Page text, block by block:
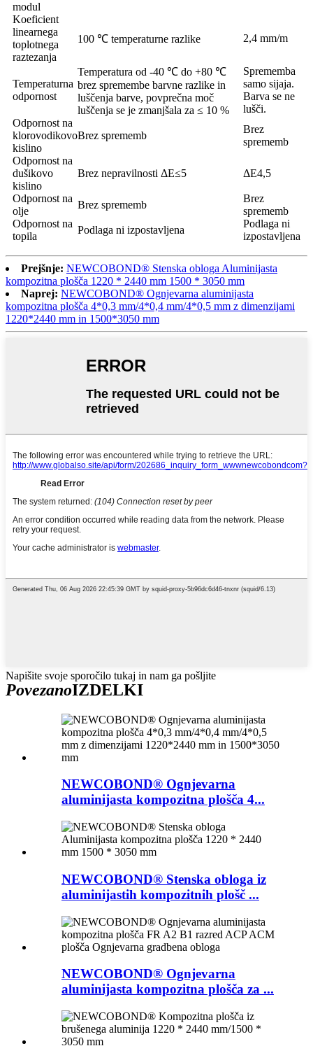
modul
Koeficient
linearnega
toplotnega
raztezanja
100 ℃ temperaturne razlike 2,4 mm/m
Temperaturna
odpornost
Temperatura od -40 ℃ do +80 ℃
brez spremembe barvne razlike in
luščenja barve, povprečna moč
luščenja se je zmanjšala za ≤ 10 %
Sprememba
samo sijaja.
Barva se ne
lušči.
Odpornost na
klorovodikovo
kislino
Brez sprememb
Brez
sprememb
Odpornost na
dušikovo
kislino
Brez nepravilnosti ΔE≤5 ΔE4,5
Odpornost na
olje
Brez sprememb
Brez
sprememb
Odpornost na
topila
Podlaga ni izpostavljena
Podlaga ni
izpostavljena
Prejšnje: NEWCOBOND® Stenska obloga Aluminijasta
kompozitna plošča 1220 * 2440 mm 1500 * 3050 mm
Naprej: NEWCOBOND® Ognjevarna aluminijasta
kompozitna plošča 4*0,3 mm/4*0,4 mm/4*0,5 mm z dimenzijami
1220*2440 mm in 1500*3050 mm
Napišite svoje sporočilo tukaj in nam ga pošljite
PovezanoIZDELKI
NEWCOBOND® Ognjevarna
aluminijasta kompozitna plošča 4...
NEWCOBOND® Stenska obloga iz
aluminijastih kompozitnih plošč ...
NEWCOBOND® Ognjevarna
aluminijasta kompozitna plošča za ...